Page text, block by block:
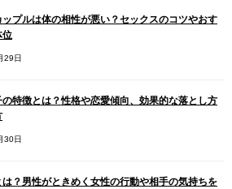
ップルは体の相性が悪い？セックスのコツやおす
位
29日
の特徴とは？性格や恋愛傾向、効果的な落とし方
30日
は？男性がときめく女性の行動や相手の気持ちを